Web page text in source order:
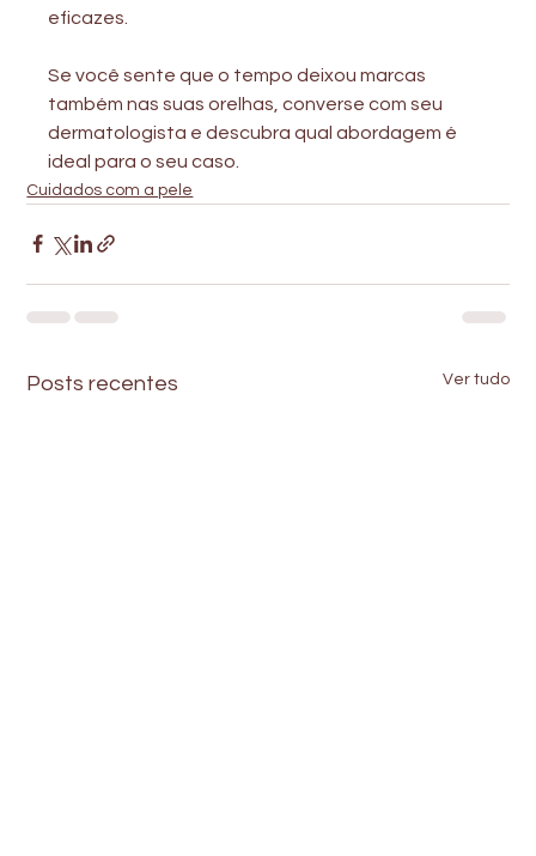
eficazes.
Se você sente que o tempo deixou marcas
também nas suas orelhas, converse com seu
dermatologista e descubra qual abordagem é
ideal para o seu caso.
Cuidados com a pele
Posts recentes Ver tudo